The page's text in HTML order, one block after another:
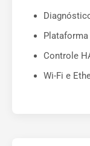
Controle
Wi-Fi e